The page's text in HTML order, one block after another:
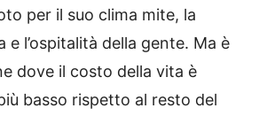
per il suo clima mite, la
e l’ospitalità della gente. Ma è
dove il costo della vita è
basso rispetto al resto del